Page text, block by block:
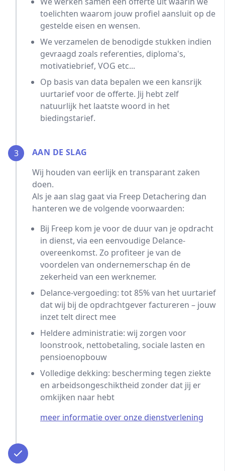
toelichten waarom jouw profiel aansluit op de
gestelde eisen en wensen.
We verzamelen de benodigde stukken indien
gevraagd zoals referenties, diploma's,
motivatiebrief, VOG etc...
Op basis van data bepalen we een kansrijk
uurtarief voor de offerte. Jij hebt zelf
natuurlijk het laatste woord in het
biedingstarief.
3
AAN DE SLAG
Wij houden van eerlijk en transparant zaken
doen.
Als je aan slag gaat via Freep Detachering dan
hanteren we de volgende voorwaarden:
Bij Freep kom je voor de duur van je opdracht
in dienst, via een eenvoudige Delance-
overeenkomst. Zo profiteer je van de
voordelen van ondernemerschap én de
zekerheid van een werknemer.
Delance-vergoeding: tot 85% van het uurtarief
dat wij bij de opdrachtgever factureren – jouw
inzet telt direct mee
Heldere administratie: wij zorgen voor
loonstrook, nettobetaling, sociale lasten en
pensioenopbouw
Volledige dekking: bescherming tegen ziekte
en arbeidsongeschiktheid zonder dat jij er
omkijken naar hebt
meer informatie over onze dienstverlening